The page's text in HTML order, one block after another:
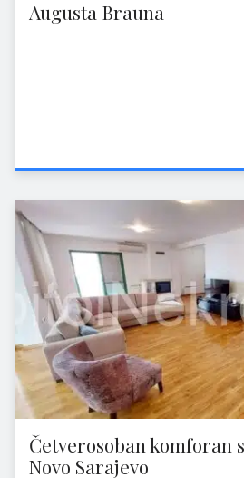
Augusta Brauna
Četverosoban komforan
Novo Sarajevo